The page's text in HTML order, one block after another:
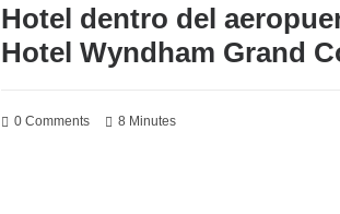
Hotel dentro del
Hotel Wyndham Grand
0 Comments 8 Minutes